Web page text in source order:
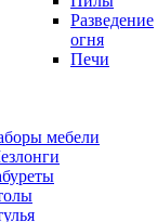
Разведение
огня
Печи
мебели